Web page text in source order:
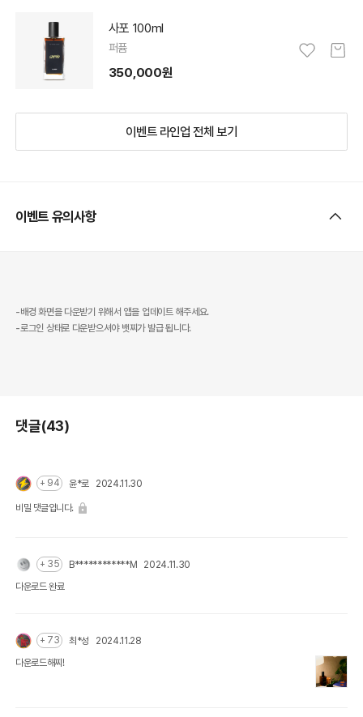
사포 100ml
퍼퓸
350,000원
이벤트 라인업 전체 보기
이벤트 유의사항
-배경 화면을 다운받기 위해서 앱을 업데이트 해주세요.
-로그인 상태로 다운받으셔야 뱃찌가 발급 됩니다.
댓글(43)
+ 94 윤*로 2024.11.30
비밀 댓글입니다.
+ 35 B************M
2024.11.30
다운로드 완료
+ 73 최*성
2024.11.28
다운로드해찌!